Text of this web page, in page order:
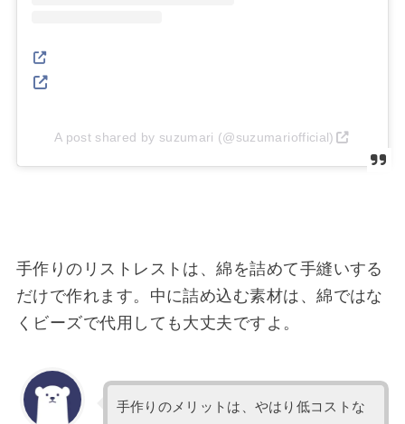
A post shared by suzumari (@suzumariofficial)
手作りのリストレストは、綿を詰めて手縫いする
だけで作れます。中に詰め込む素材は、綿ではな
くビーズで代用しても大丈夫ですよ。
手作りのメリットは、やはり低コストな